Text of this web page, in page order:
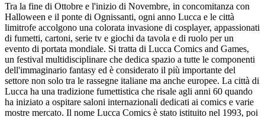
Tra la fine di Ottobre e l'inizio di Novembre, in concomitanza con
Halloween e il ponte di Ognissanti, ogni anno Lucca e le città
limitrofe accolgono una colorata invasione di cosplayer, appassionati
di fumetti, cartoni, serie tv e giochi da tavola e di ruolo per un
evento di portata mondiale. Si tratta di Lucca Comics and Games,
un festival multidisciplinare che dedica spazio a tutte le componenti
dell'immaginario fantasy ed è considerato il più importante del
settore non solo tra le rassegne italiane ma anche europee. La città di
Lucca ha una tradizione fumettistica che risale agli anni 60 quando
ha iniziato a ospitare saloni internazionali dedicati ai comics e varie
mostre mercato. Il nome Lucca Comics è stato istituito nel 1993, poi